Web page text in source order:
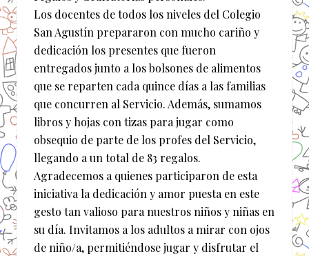
Los docentes de todos los niveles del Colegio
San Agustín prepararon con mucho cariño y
dedicación los presentes que fueron
entregados junto a los bolsones de alimentos
que se reparten cada quince días a las familias
que concurren al Servicio. Además, sumamos
libros y hojas con tizas para jugar como
obsequio de parte de los profes del Servicio,
llegando a un total de 83 regalos.
Agradecemos a quienes participaron de esta
iniciativa la dedicación y amor puesta en este
gesto tan valioso para nuestros niños y niñas en
su día. Invitamos a los adultos a mirar con ojos
de niño/a, permitiéndose jugar y disfrutar el